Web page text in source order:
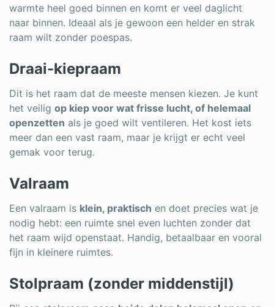
warmte heel goed binnen en komt er veel daglicht
naar binnen. Ideaal als je gewoon een helder en strak
raam wilt zonder poespas.
Draai-kiepraam
Dit is het raam dat de meeste mensen kiezen. Je kunt
het veilig op kiep voor wat frisse lucht, of helemaal
openzetten als je goed wilt ventileren. Het kost iets
meer dan een vast raam, maar je krijgt er echt veel
gemak voor terug.
Valraam
Een valraam is klein, praktisch en doet precies wat je
nodig hebt: een ruimte snel even luchten zonder dat
het raam wijd openstaat. Handig, betaalbaar en vooral
fijn in kleinere ruimtes.
Stolpraam (zonder middenstijl)